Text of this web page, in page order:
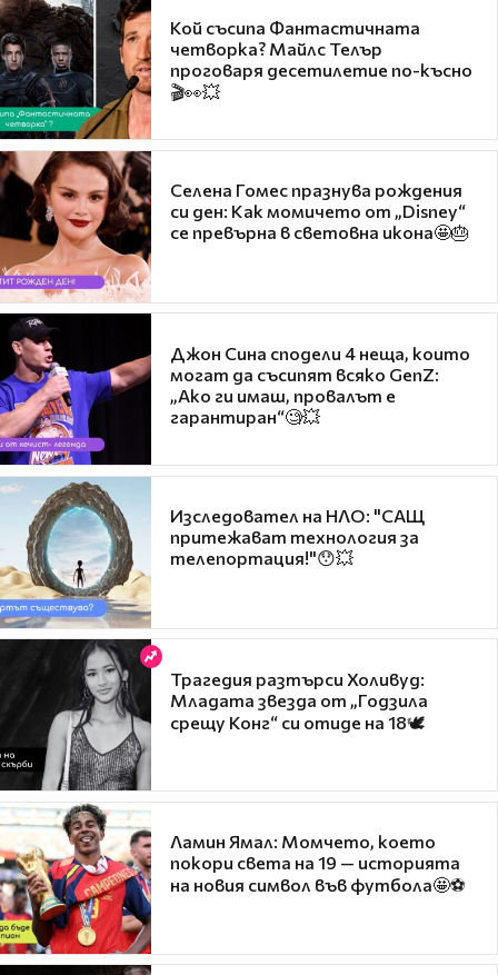
Кой съсипа Фантастичната
четворка? Майлс Телър
проговаря десетилетие по-късно
🎬👀💥
Селена Гомес празнува рождения
си ден: Как момичето от „Disney“
се превърна в световна икона🤩🎂
Джон Сина сподели 4 неща, които
могат да съсипят всяко GenZ:
„Ако ги имаш, провалът е
гарантиран“🧐💥
Изследовател на НЛО: "САЩ
притежават технология за
телепортация!"😯💥
Трагедия разтърси Холивуд:
Младата звезда от „Годзила
срещу Конг“ си отиде на 18🕊️
Ламин Ямал: Момчето, което
покори света на 19 — историята
на новия символ във футбола🤩⚽